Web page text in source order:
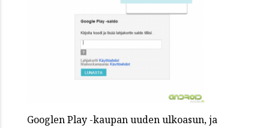
Googlen Play -kaupan uuden ulkoasun, ja